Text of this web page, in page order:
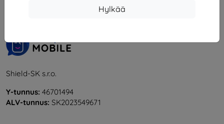
Hylkää
Shield-SK s.r.o.
Y-tunnus: 46701494
ALV-tunnus: SK2023549671